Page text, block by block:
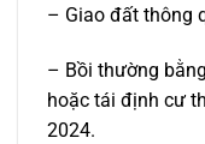
– Giao đất thông
– Bồi thường
hoặc tái định cư
2024.